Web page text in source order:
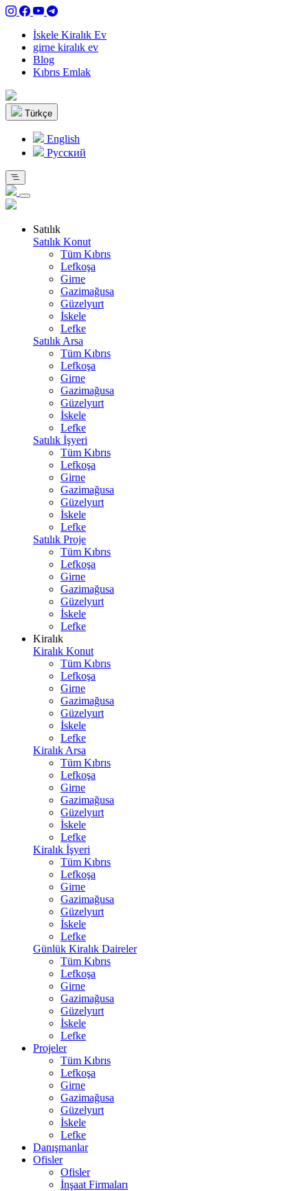
İskele Kiralık Ev
girne kiralık ev
Blog
Kıbrıs Emlak
Türkçe
English
Pусский
Satılık
Satılık Konut
Tüm Kıbrıs
Lefkoşa
Girne
Gazimağusa
Güzelyurt
İskele
Lefke
Satılık Arsa
Tüm Kıbrıs
Lefkoşa
Girne
Gazimağusa
Güzelyurt
İskele
Lefke
Satılık İşyeri
Tüm Kıbrıs
Lefkoşa
Girne
Gazimağusa
Güzelyurt
İskele
Lefke
Satılık Proje
Tüm Kıbrıs
Lefkoşa
Girne
Gazimağusa
Güzelyurt
İskele
Lefke
Kiralık
Kiralık Konut
Tüm Kıbrıs
Lefkoşa
Girne
Gazimağusa
Güzelyurt
İskele
Lefke
Kiralık Arsa
Tüm Kıbrıs
Lefkoşa
Girne
Gazimağusa
Güzelyurt
İskele
Lefke
Kiralık İşyeri
Tüm Kıbrıs
Lefkoşa
Girne
Gazimağusa
Güzelyurt
İskele
Lefke
Günlük Kiralık Daireler
Tüm Kıbrıs
Lefkoşa
Girne
Gazimağusa
Güzelyurt
İskele
Lefke
Projeler
Tüm Kıbrıs
Lefkoşa
Girne
Gazimağusa
Güzelyurt
İskele
Lefke
Danışmanlar
Ofisler
Ofisler
İnşaat Firmaları